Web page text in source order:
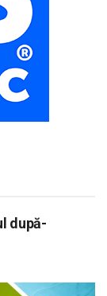
după-